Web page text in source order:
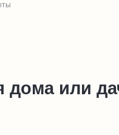
дома или